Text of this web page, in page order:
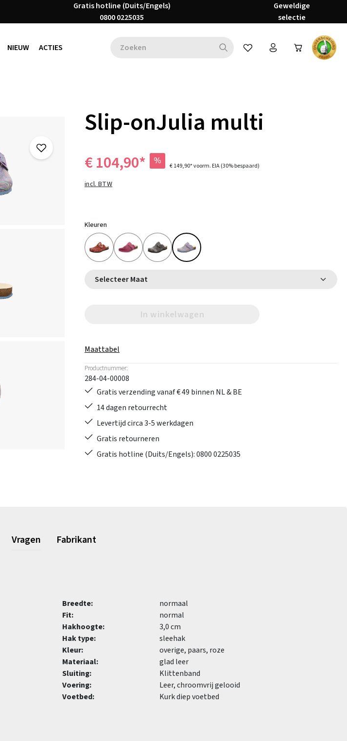
Gratis hotline (Duits/Engels)
0800 0225035
Geweldige
selectie
NIEUW ACTIES Je hebt 0 items op je
Slip-onJulia multi
€ 104,90* % € 149,90*voorm. EIA(30% bespaard)
incl. BTW
Kleuren
Selecteer Maat
In winkelwagen
Maattabel
Productnummer:
284-04-00008
Gratis verzending vanaf € 49 binnen NL & BE
14 dagen retourrecht
Levertijd circa 3-5 werkdagen
Gratis retourneren
Gratis hotline (Duits/Engels): 0800 0225035
Vragen Fabrikant
Breedte:
normaal
Fit:
normal
Hakhoogte:
3,0 cm
Hak type:
sleehak
Kleur:
overige, paars, roze
Materiaal:
glad leer
Sluiting:
Klittenband
Voering:
Leer, chroomvrij gelooid
Voetbed:
Kurk diep voetbed